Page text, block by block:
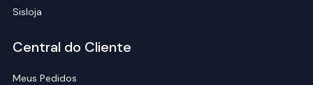
Sisloja
Central do Cliente
Meus Pedidos